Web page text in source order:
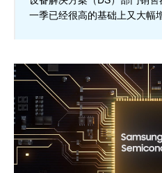
一季已经很高的基础上又大幅